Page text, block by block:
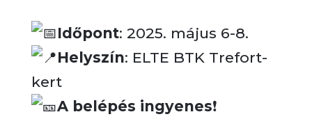
Időpont: 2025. május 6-8.
Helyszín: ELTE BTK Trefort-
kert
A belépés ingyenes❗